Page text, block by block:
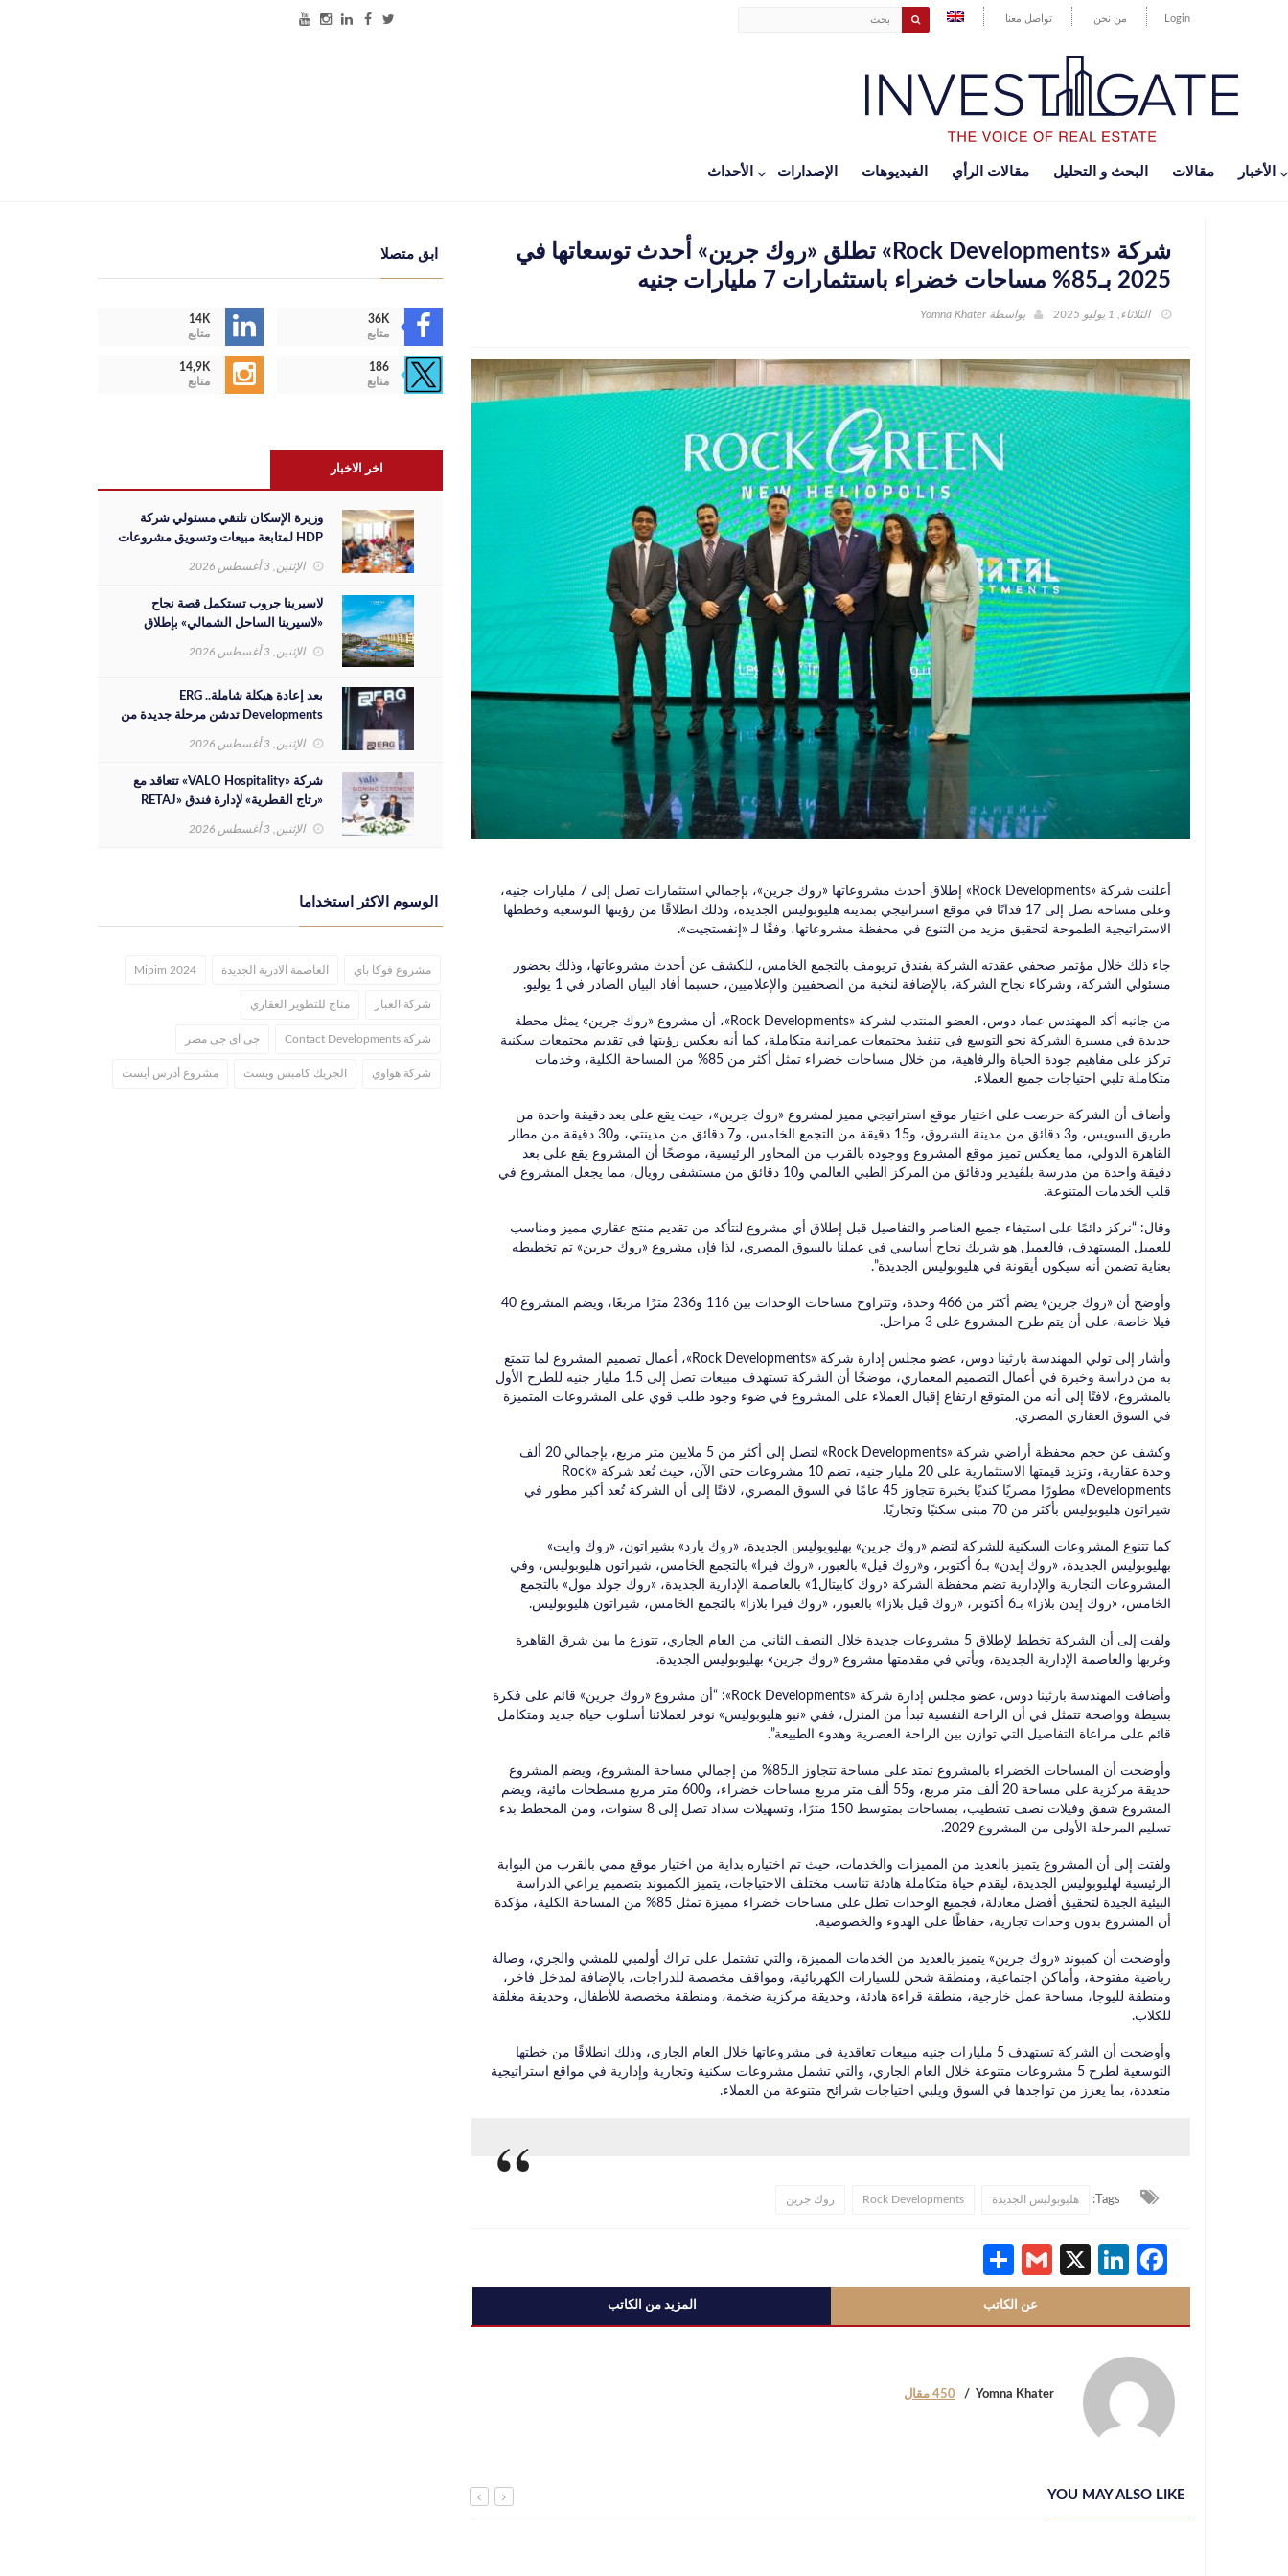
Login من نحن تواصل معنا
اﻷخبار مقالات البحث و التحليل مقالات الرأي الفيديوهات الإصدارات اﻷحداث
شركة «Rock Developments» تطلق «روك جرين» أحدث توسعاتها في
2025 بـ85% مساحات خضراء باستثمارات 7 مليارات جنيه
الثلاثاء, 1 يوليو 2025 بواسطة Yomna Khater
أعلنت شركة «Rock Developments» إطلاق أحدث مشروعاتها «روك جرين»، بإجمالي استثمارات تصل إلى 7 مليارات جنيه،
وعلى مساحة تصل إلى 17 فدانًا في موقع استراتيجي بمدينة هليوبوليس الجديدة، وذلك انطلاقًا من رؤيتها التوسعية وخططها
الاستراتيجية الطموحة لتحقيق مزيد من التنوع في محفظة مشروعاتها، وفقًا لـ «إنفستجيت».
جاء ذلك خلال مؤتمر صحفي عقدته الشركة بفندق تريومف بالتجمع الخامس، للكشف عن أحدث مشروعاتها، وذلك بحضور
مسئولي الشركة، وشركاء نجاح الشركة، بالإضافة لنخبة من الصحفيين والإعلاميين، حسبما أفاد البيان الصادر في 1 يوليو.
من جانبه أكد المهندس عماد دوس، العضو المنتدب لشركة «Rock Developments»، أن مشروع «روك جرين» يمثل محطة
جديدة في مسيرة الشركة نحو التوسع في تنفيذ مجتمعات عمرانية متكاملة، كما أنه يعكس رؤيتها في تقديم مجتمعات سكنية
تركز على مفاهيم جودة الحياة والرفاهية، من خلال مساحات خضراء تمثل أكثر من 85% من المساحة الكلية، وخدمات
متكاملة تلبي احتياجات جميع العملاء.
وأضاف أن الشركة حرصت على اختيار موقع استراتيجي مميز لمشروع «روك جرين»، حيث يقع على بعد دقيقة واحدة من
طريق السويس، و3 دقائق من مدينة الشروق، و15 دقيقة من التجمع الخامس، و7 دقائق من مدينتي، و30 دقيقة من مطار
القاهرة الدولي، مما يعكس تميز موقع المشروع ووجوده بالقرب من المحاور الرئيسية، موضحًا أن المشروع يقع على بعد
دقيقة واحدة من مدرسة بلڤيدير ودقائق من المركز الطبي العالمي و10 دقائق من مستشفى رويال، مما يجعل المشروع في
قلب الخدمات المتنوعة.
وقال: “نركز دائمًا على استيفاء جميع العناصر والتفاصيل قبل إطلاق أي مشروع لنتأكد من تقديم منتج عقاري مميز ومناسب
للعميل المستهدف، فالعميل هو شريك نجاح أساسي في عملنا بالسوق المصري، لذا فإن مشروع «روك جرين» تم تخطيطه
بعناية تضمن أنه سيكون أيقونة في هليوبوليس الجديدة”.
وأوضح أن «روك جرين» يضم أكثر من 466 وحدة، وتتراوح مساحات الوحدات بين 116 و236 مترًا مربعًا، ويضم المشروع 40
فيلا خاصة، على أن يتم طرح المشروع على 3 مراحل.
وأشار إلى تولي المهندسة بارثينا دوس، عضو مجلس إدارة شركة «Rock Developments»، أعمال تصميم المشروع لما تتمتع
به من دراسة وخبرة في أعمال التصميم المعماري، موضحًا أن الشركة تستهدف مبيعات تصل إلى 1.5 مليار جنيه للطرح الأول
بالمشروع، لافتًا إلى أنه من المتوقع ارتفاع إقبال العملاء على المشروع في ضوء وجود طلب قوي على المشروعات المتميزة
في السوق العقاري المصري.
وكشف عن حجم محفظة أراضي شركة «Rock Developments» لتصل إلى أكثر من 5 ملايين متر مربع، بإجمالي 20 ألف
وحدة عقارية، وتزيد قيمتها الاستثمارية على 20 مليار جنيه، تضم 10 مشروعات حتى الآن، حيث تُعد شركة «Rock
Developments» مطورًا مصريًا كنديًا بخبرة تتجاوز 45 عامًا في السوق المصري، لافتًا إلى أن الشركة تُعد أكبر مطور في
شيراتون هليوبوليس بأكثر من 70 مبنى سكنيًا وتجاريًا.
كما تتنوع المشروعات السكنية للشركة لتضم «روك جرين» بهليوبوليس الجديدة، «روك يارد» بشيراتون، «روك وايت»
بهليوبوليس الجديدة، «روك إيدن» بـ6 أكتوبر، و«روك ڤيل» بالعبور، «روك فيرا» بالتجمع الخامس، شيراتون هليوبوليس، وفي
المشروعات التجارية والإدارية تضم محفظة الشركة «روك كابيتال1» بالعاصمة الإدارية الجديدة، «روك جولد مول» بالتجمع
الخامس، «روك إيدن بلازا» بـ6 أكتوبر، «روك ڤيل بلازا» بالعبور، «روك فيرا بلازا» بالتجمع الخامس، شيراتون هليوبوليس.
ولفت إلى أن الشركة تخطط لإطلاق 5 مشروعات جديدة خلال النصف الثاني من العام الجاري، تتوزع ما بين شرق القاهرة
وغربها والعاصمة الإدارية الجديدة، ويأتي في مقدمتها مشروع «روك جرين» بهليوبوليس الجديدة.
وأضافت المهندسة بارثينا دوس، عضو مجلس إدارة شركة «Rock Developments»: “أن مشروع «روك جرين» قائم على فكرة
بسيطة وواضحة تتمثل في أن الراحة النفسية تبدأ من المنزل، ففي «نيو هليوبوليس» نوفر لعملائنا أسلوب حياة جديد ومتكامل
قائم على مراعاة التفاصيل التي توازن بين الراحة العصرية وهدوء الطبيعة”.
وأوضحت أن المساحات الخضراء بالمشروع تمتد على مساحة تتجاوز الـ85% من إجمالي مساحة المشروع، ويضم المشروع
حديقة مركزية على مساحة 20 ألف متر مربع، و55 ألف متر مربع مساحات خضراء، و600 متر مربع مسطحات مائية، ويضم
المشروع شقق وفيلات نصف تشطيب، بمساحات بمتوسط 150 مترًا، وتسهيلات سداد تصل إلى 8 سنوات، ومن المخطط بدء
تسليم المرحلة الأولى من المشروع 2029.
ولفتت إلى أن المشروع يتميز بالعديد من المميزات والخدمات، حيث تم اختياره بداية من اختيار موقع ممي بالقرب من البوابة
الرئيسية لهليوبوليس الجديدة، ليقدم حياة متكاملة هادئة تناسب مختلف الاحتياجات، يتميز الكمبوند بتصميم يراعي الدراسة
البيئية الجيدة لتحقيق أفضل معادلة، فجميع الوحدات تطل على مساحات خضراء مميزة تمثل 85% من المساحة الكلية، مؤكدة
أن المشروع بدون وحدات تجارية، حفاظًا على الهدوء والخصوصية.
وأوضحت أن كمبوند «روك جرين» يتميز بالعديد من الخدمات المميزة، والتي تشتمل على تراك أولمبي للمشي والجري، وصالة
رياضية مفتوحة، وأماكن اجتماعية، ومنطقة شحن للسيارات الكهربائية، ومواقف مخصصة للدراجات، بالإضافة لمدخل فاخر،
ومنطقة لليوجا، مساحة عمل خارجية، منطقة قراءة هادئة، وحديقة مركزية ضخمة، ومنطقة مخصصة للأطفال، وحديقة مغلقة
للكلاب.
وأوضحت أن الشركة تستهدف 5 مليارات جنيه مبيعات تعاقدية في مشروعاتها خلال العام الجاري، وذلك انطلاقًا من خطتها
التوسعية لطرح 5 مشروعات متنوعة خلال العام الجاري، والتي تشمل مشروعات سكنية وتجارية وإدارية في مواقع استراتيجية
متعددة، بما يعزز من تواجدها في السوق ويلبي احتياجات شرائح متنوعة من العملاء.
Tags: هليوبوليس الجديدة Rock Developments روك جرين
Facebook
LinkedIn
X
Gmail
عن الكاتب المزيد من الكاتب
Yomna Khater 450 مقال
YOU MAY ALSO LIKE
ابق متصلا
14K
متابع
36K
متابع
14,9K
متابع
186
متابع
اخر الاخبار
وزيرة الإسكان تلتقي مسئولي شركة
HDP لمتابعة مبيعات وتسويق مشروعات
المدن الجديدة والفرص الاستثمارية
الإثنين, 3 أغسطس 2026
لاسيرينا جروب تستكمل قصة نجاح
«لاسيرينا الساحل الشمالي» بإطلاق
مرحلة جديدة على مساحة 30 فدانًا
الإثنين, 3 أغسطس 2026
بعد إعادة هيكلة شاملة.. ERG
Developments تدشن مرحلة جديدة من
النمو بدعم مالي بقيمة 700 مليون جنيه
الإثنين, 3 أغسطس 2026
شركة «VALO Hospitality» تتعاقد مع
«رتاج القطرية» لإدارة فندق «RETAJ
الإثنين, 3 أغسطس 2026
الوسوم الاكثر استخداما
مشروع فوكا باي العاصمة الادرية الجديدة Mipim 2024
شركة العبار مناج للتطوير العقاري
شركة Contact Developments جى اى جى مصر
شركة هواوي الجريك كامبس ويست مشروع أدرس أيست